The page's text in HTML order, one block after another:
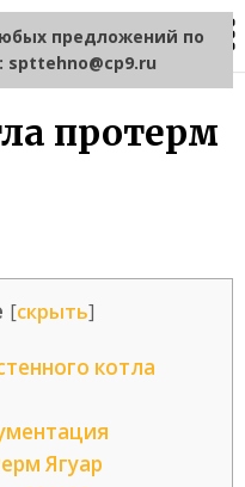
протерм
[скрыть]
котла
Ягуар
предложений по
spttehno@cp9.ru